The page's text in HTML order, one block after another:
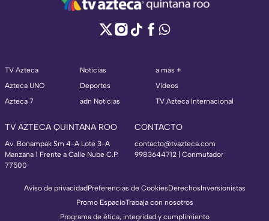
TV Azteca
Azteca UNO
Azteca 7
Noticias
Deportes
adn Noticias
a más +
Videos
TV Azteca Internacional
TV AZTECA QUINTANA ROO
Av. Bonampak Sm 4-A Lote 3-A
Manzana 1 Frente a Calle Nube C.P.
77500
CONTACTO
contacto@tvazteca.com
9983644712 | Conmutador
Aviso de privacidadPreferencias de CookiesDerechosInversionistas
Promo EspacioTrabaja con nosotros
Programa de ética, integridad y cumplimiento